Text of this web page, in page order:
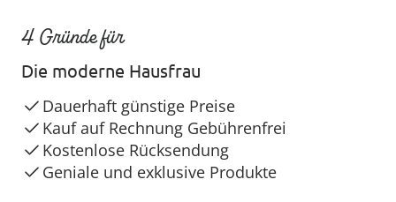
4 Gründe für
Die moderne Hausfrau
Dauerhaft günstige Preise
Kauf auf Rechnung Gebührenfrei
Kostenlose Rücksendung
Geniale und exklusive Produkte